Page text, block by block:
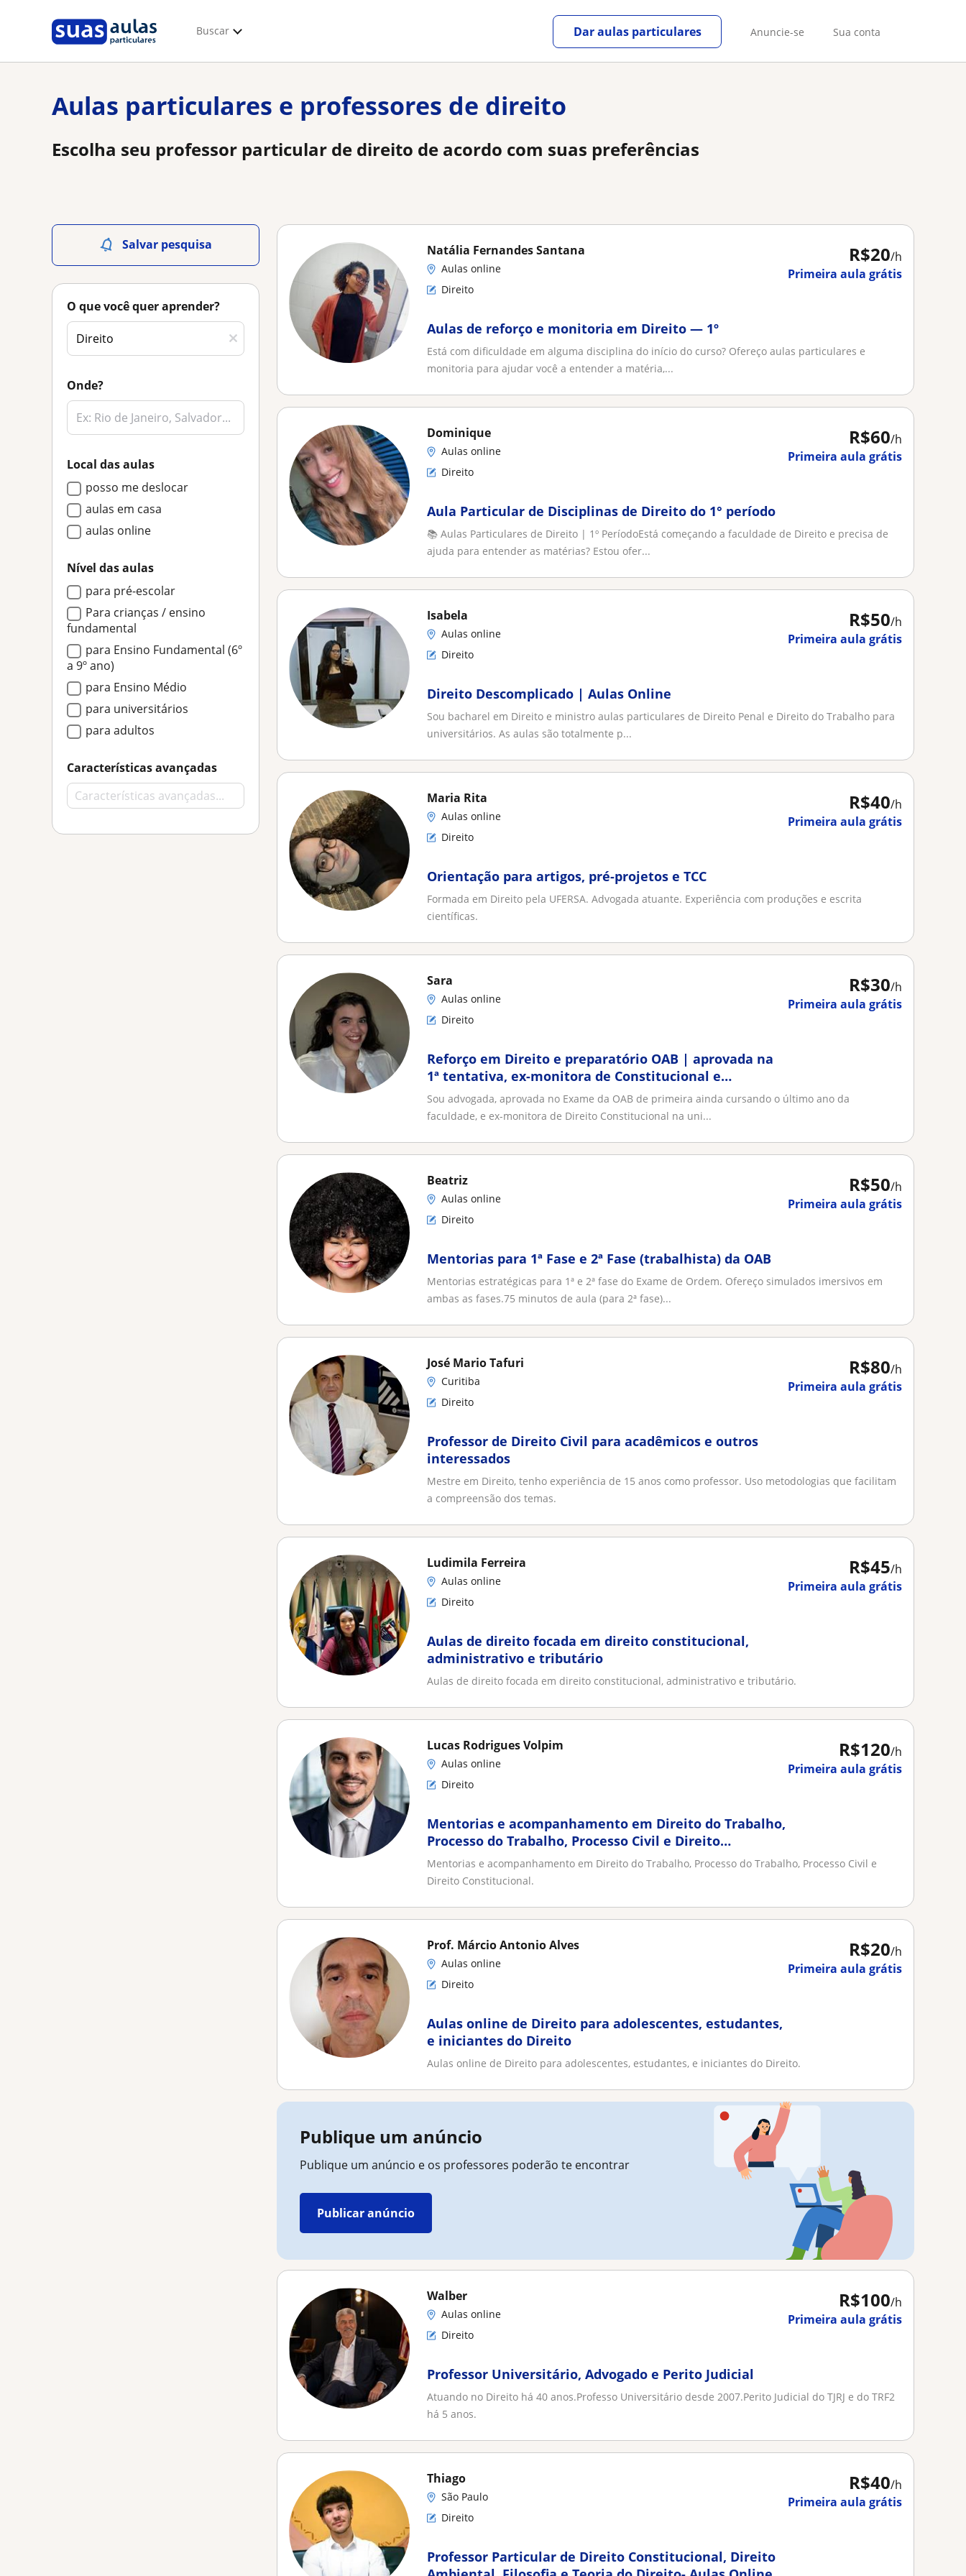
Buscar Anuncie-se Sua conta
Dar aulas particulares
Aulas particulares e professores de direito
Escolha seu professor particular de direito de acordo com suas preferências
Salvar pesquisa
O que você quer aprender?
Onde?
Local das aulas
posso me deslocar
aulas em casa
aulas online
Nível das aulas
para pré-escolar
Para crianças / ensino
fundamental
para Ensino Fundamental (6º
a 9º ano)
para Ensino Médio
para universitários
para adultos
Características avançadas
R$20/h
Primeira aula grátis
Natália Fernandes Santana
Aulas online
Direito
Aulas de reforço e monitoria em Direito — 1º
Está com dificuldade em alguma disciplina do início do curso? Ofereço aulas particulares e
monitoria para ajudar você a entender a matéria,...
R$60/h
Primeira aula grátis
Dominique
Aulas online
Direito
Aula Particular de Disciplinas de Direito do 1° período
📚 Aulas Particulares de Direito | 1º PeríodoEstá começando a faculdade de Direito e precisa de
ajuda para entender as matérias? Estou ofer...
R$50/h
Primeira aula grátis
Isabela
Aulas online
Direito
Direito Descomplicado | Aulas Online
Sou bacharel em Direito e ministro aulas particulares de Direito Penal e Direito do Trabalho para
universitários. As aulas são totalmente p...
R$40/h
Primeira aula grátis
Maria Rita
Aulas online
Direito
Orientação para artigos, pré-projetos e TCC
Formada em Direito pela UFERSA. Advogada atuante. Experiência com produções e escrita
científicas.
R$30/h
Primeira aula grátis
Sara
Aulas online
Direito
Reforço em Direito e preparatório OAB | aprovada na
1ª tentativa, ex-monitora de Constitucional e
mestranda em Lisboa
Sou advogada, aprovada no Exame da OAB de primeira ainda cursando o último ano da
faculdade, e ex-monitora de Direito Constitucional na uni...
R$50/h
Primeira aula grátis
Beatriz
Aulas online
Direito
Mentorias para 1ª Fase e 2ª Fase (trabalhista) da OAB
Mentorias estratégicas para 1ª e 2ª fase do Exame de Ordem. Ofereço simulados imersivos em
ambas as fases.75 minutos de aula (para 2ª fase)...
R$80/h
Primeira aula grátis
José Mario Tafuri
Curitiba
Direito
Professor de Direito Civil para acadêmicos e outros
interessados
Mestre em Direito, tenho experiência de 15 anos como professor. Uso metodologias que facilitam
a compreensão dos temas.
R$45/h
Primeira aula grátis
Ludimila Ferreira
Aulas online
Direito
Aulas de direito focada em direito constitucional,
administrativo e tributário
Aulas de direito focada em direito constitucional, administrativo e tributário.
R$120/h
Primeira aula grátis
Lucas Rodrigues Volpim
Aulas online
Direito
Mentorias e acompanhamento em Direito do Trabalho,
Processo do Trabalho, Processo Civil e Direito
Constitucional
Mentorias e acompanhamento em Direito do Trabalho, Processo do Trabalho, Processo Civil e
Direito Constitucional.
R$20/h
Primeira aula grátis
Prof. Márcio Antonio Alves
Aulas online
Direito
Aulas online de Direito para adolescentes, estudantes,
e iniciantes do Direito
Aulas online de Direito para adolescentes, estudantes, e iniciantes do Direito.
Publique um anúncio
Publique um anúncio e os professores poderão te encontrar
Publicar anúncio
R$100/h
Primeira aula grátis
Walber
Aulas online
Direito
Professor Universitário, Advogado e Perito Judicial
Atuando no Direito há 40 anos.Professo Universitário desde 2007.Perito Judicial do TJRJ e do TRF2
há 5 anos.
R$40/h
Primeira aula grátis
Thiago
São Paulo
Direito
Professor Particular de Direito Constitucional, Direito